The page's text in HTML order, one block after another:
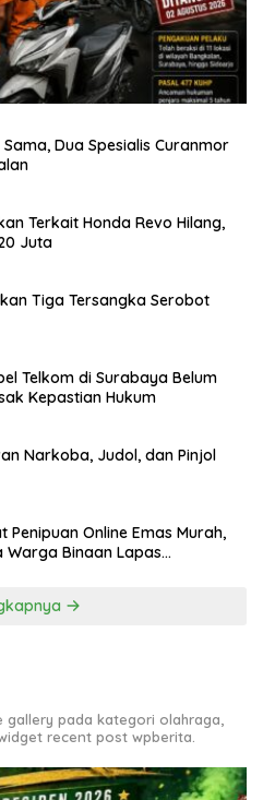
Dua Spesialis Curanmor
Terkait Honda Revo Hilang,
Juta
Tiga Tersangka Serobot
Telkom di Surabaya Belum
Kepastian Hukum
Narkoba, Judol, dan Pinjol
Online Emas Murah,
Binaan Lapas
pada kategori olahraga,
recent post wpberita.